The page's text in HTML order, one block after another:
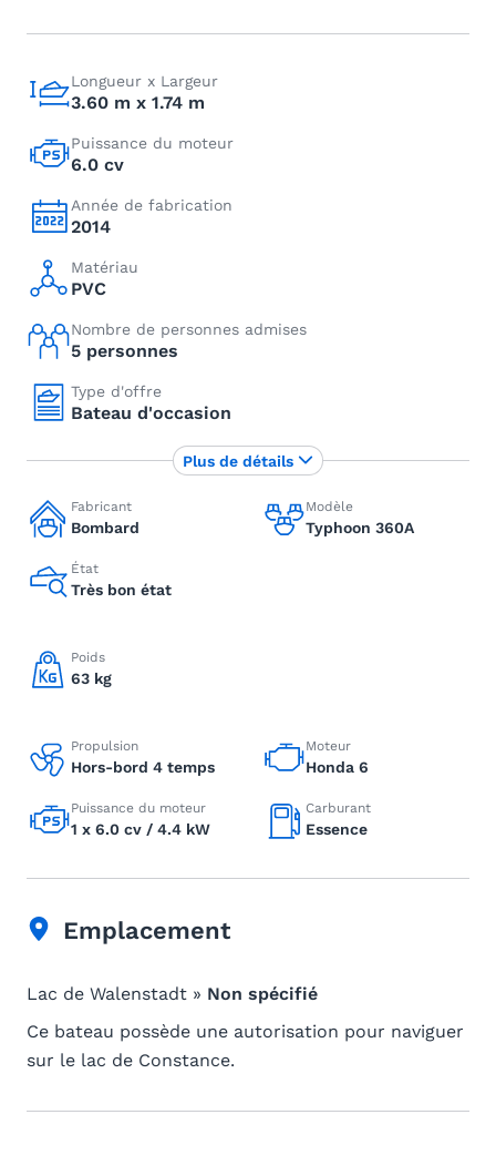
Longueur x Largeur
3.60 m x 1.74 m
Puissance du moteur
6.0 cv
Année de fabrication
2014
Matériau
PVC
Nombre de personnes admises
5 personnes
Type d'offre
Bateau d'occasion
Fabricant
Bombard
Modèle
Typhoon 360A
État
Très bon état
Poids
63 kg
Propulsion
Hors-bord 4 temps
Moteur
Honda 6
Puissance du moteur
1 x 6.0 cv / 4.4 kW
Carburant
Essence
Plus de détails
Emplacement
Lac de Walenstadt » Non spécifié
Ce bateau possède une autorisation pour naviguer
sur le lac de Constance.